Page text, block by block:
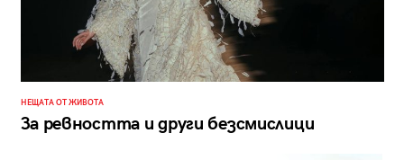
НЕЩАТА ОТ ЖИВОТА
За ревността и други безсмислици